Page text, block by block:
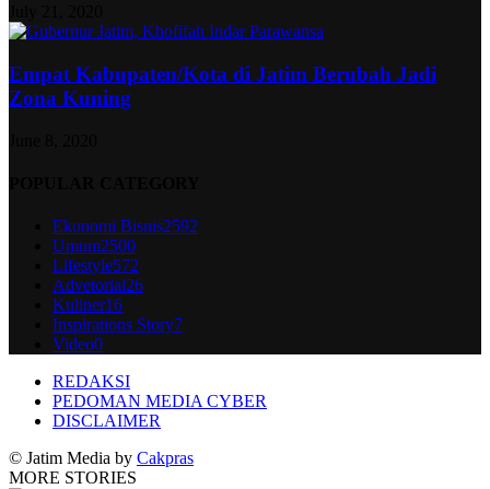
Empat Kabupaten/Kota di Jatim Berubah Jadi
Zona Kuning
Ekonomi Bisnis2592
Umum2500
Lifestyle572
Advetorial26
Kuliner16
Inspirations Story7
Video0
REDAKSI
PEDOMAN MEDIA CYBER
DISCLAIMER
© Jatim Media by Cakpras
MORE STORIES